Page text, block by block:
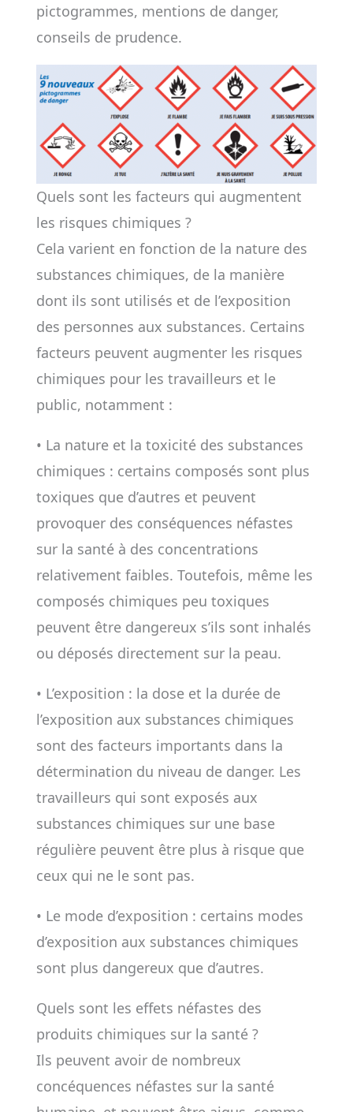
pictogrammes, mentions de danger,
conseils de prudence.
Quels sont les facteurs qui augmentent
les risques chimiques ?
Cela varient en fonction de la nature des
substances chimiques, de la manière
dont ils sont utilisés et de l’exposition
des personnes aux substances. Certains
facteurs peuvent augmenter les risques
chimiques pour les travailleurs et le
public, notamment :
• La nature et la toxicité des substances
chimiques : certains composés sont plus
toxiques que d’autres et peuvent
provoquer des conséquences néfastes
sur la santé à des concentrations
relativement faibles. Toutefois, même les
composés chimiques peu toxiques
peuvent être dangereux s’ils sont inhalés
ou déposés directement sur la peau.
• L’exposition : la dose et la durée de
l’exposition aux substances chimiques
sont des facteurs importants dans la
détermination du niveau de danger. Les
travailleurs qui sont exposés aux
substances chimiques sur une base
régulière peuvent être plus à risque que
ceux qui ne le sont pas.
• Le mode d’exposition : certains modes
d’exposition aux substances chimiques
sont plus dangereux que d’autres.
Quels sont les effets néfastes des
produits chimiques sur la santé ?
Ils peuvent avoir de nombreux
concéquences néfastes sur la santé